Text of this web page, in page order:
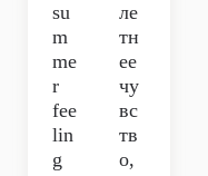
su
m
me
r
fee
lin
g
ле
тн
ее
чу
вс
тв
о,